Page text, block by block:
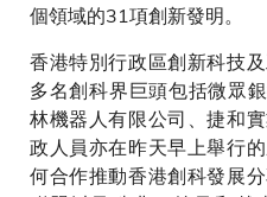
個領域的31項創新發明。
香港特別行政區創新科技
多名創科界巨頭包括微眾
林機器人有限公司、捷和
政人員亦在昨天早上舉行
何合作推動香港創科發展